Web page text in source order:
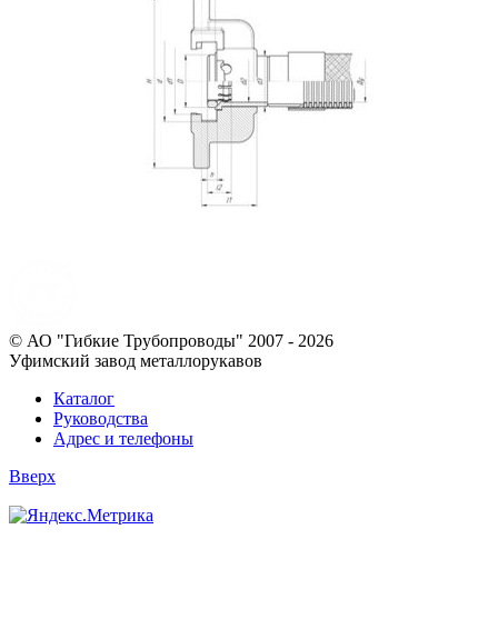
© АО "Гибкие Трубопроводы" 2007 - 2026
Уфимский завод металлорукавов
Каталог
Руководства
Адрес и телефоны
Вверх